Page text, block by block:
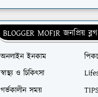
BLOGGER MOFIR জনপ্রিয় ব্লগ
অনলাইন ইনকাম
স্বাস্থ্য ও চিকিৎসা
গর্ভকালীন সময়